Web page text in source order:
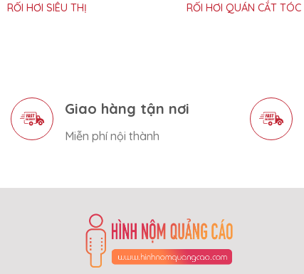
RỐI HƠI SIÊU THỊ RỐI HƠI QUÁN CẮT TÓC
Giao hàng tận nơi
Miễn phí nội thành